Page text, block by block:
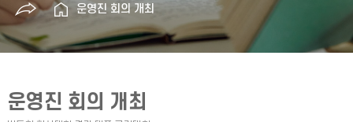
운영진 회의 개최
운영진 회의 개최